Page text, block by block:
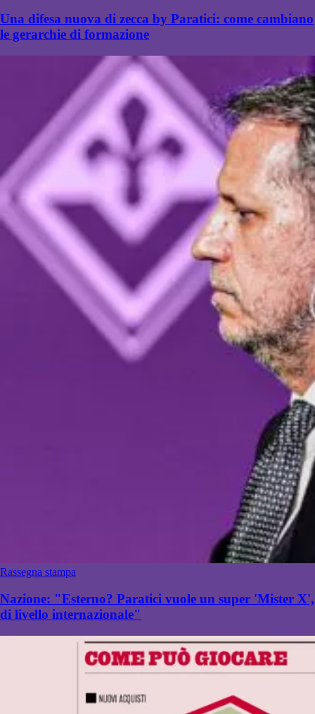
Una difesa nuova di zecca by Paratici: come cambiano
le gerarchie di formazione
Rassegna stampa
Nazione: "Esterno? Paratici vuole un super 'Mister X',
di livello internazionale"